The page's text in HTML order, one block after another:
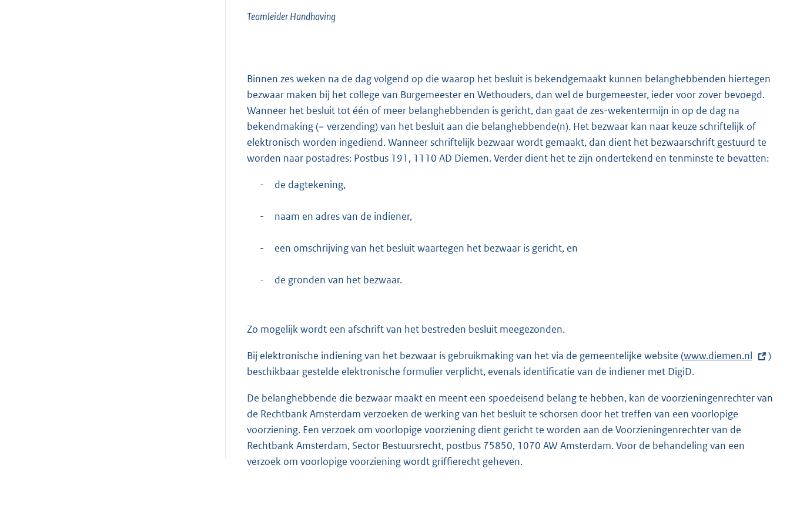
Teamleider Handhaving
Binnen zes weken na de dag volgend op die waarop het besluit is bekendgemaakt kunnen belanghebbenden hiertegen
bezwaar maken bij het college van Burgemeester en Wethouders, dan wel de burgemeester, ieder voor zover bevoegd.
Wanneer het besluit tot één of meer belanghebbenden is gericht, dan gaat de zes-wekentermijn in op de dag na
bekendmaking (= verzending) van het besluit aan die belanghebbende(n). Het bezwaar kan naar keuze schriftelijk of
elektronisch worden ingediend. Wanneer schriftelijk bezwaar wordt gemaakt, dan dient het bezwaarschrift gestuurd te
worden naar postadres: Postbus 191, 1110 AD Diemen. Verder dient het te zijn ondertekend en tenminste te bevatten:
- de dagtekening,
- naam en adres van de indiener,
- een omschrijving van het besluit waartegen het bezwaar is gericht, en
- de gronden van het bezwaar.
Zo mogelijk wordt een afschrift van het bestreden besluit meegezonden.
Bij elektronische indiening van het bezwaar is gebruikmaking van het via de gemeentelijke website (E
x
e
r
n
e
www.diemen.nl
)
beschikbaar gestelde elektronische formulier verplicht, evenals identificatie van de indiener met DigiD.
De belanghebbende die bezwaar maakt en meent een spoedeisend belang te hebben, kan de voorzieningenrechter van
de Rechtbank Amsterdam verzoeken de werking van het besluit te schorsen door het treffen van een voorlopige
voorziening. Een verzoek om voorlopige voorziening dient gericht te worden aan de Voorzieningenrechter van de
Rechtbank Amsterdam, Sector Bestuursrecht, postbus 75850, 1070 AW Amsterdam. Voor de behandeling van een
verzoek om voorlopige voorziening wordt griffierecht geheven.